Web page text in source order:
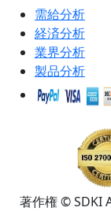
需給分析
経済分析
業界分析
製品分析
著作権 © SDKI